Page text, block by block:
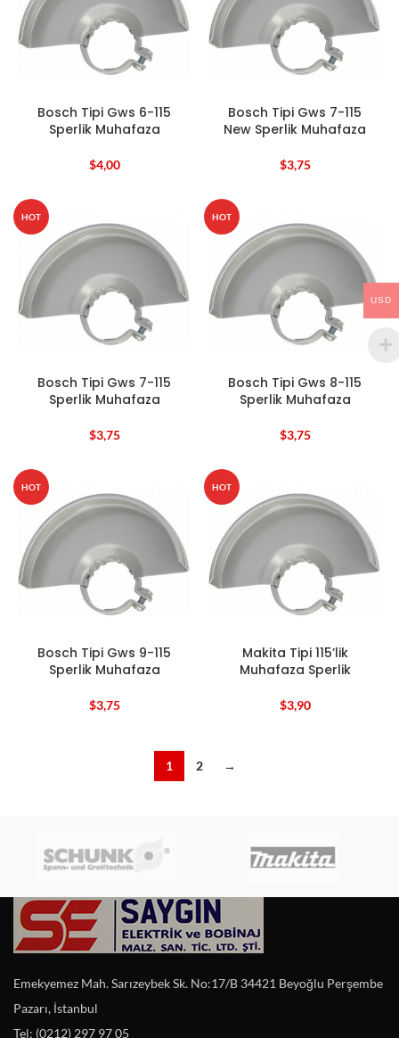
Bosch Tipi Gws 6-115
Sperlik Muhafaza
$4,00
Bosch Tipi Gws 7-115
New Sperlik Muhafaza
$3,75
HOT
Bosch Tipi Gws 7-115
Sperlik Muhafaza
$3,75
HOT
Bosch Tipi Gws 8-115
Sperlik Muhafaza
$3,75
HOT
Bosch Tipi Gws 9-115
Sperlik Muhafaza
$3,75
HOT
Makita Tipi 115’lik
Muhafaza Sperlik
$3,90
1 2 →
Emekyemez Mah. Sarızeybek Sk. No:17/B 34421 Beyoğlu Perşembe
Pazarı, İstanbul
Tel: (0212) 297 97 05
USD